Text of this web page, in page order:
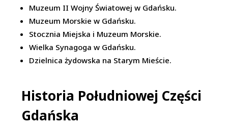
Muzeum II Wojny Światowej w Gdańsku.
Muzeum Morskie w Gdańsku.
Stocznia Miejska i Muzeum Morskie.
Wielka Synagoga w Gdańsku.
Dzielnica żydowska na Starym Mieście.
Historia Południowej Części
Gdańska